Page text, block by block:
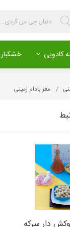
کادویی خشکبار
مغز بادام زمینی